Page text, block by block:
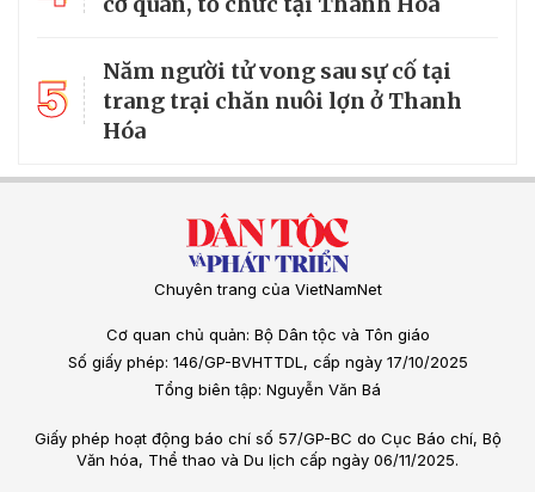
5
Năm người tử vong sau sự cố tại
trang trại chăn nuôi lợn ở Thanh
Hóa
Chuyên trang của VietNamNet
Cơ quan chủ quản: Bộ Dân tộc và Tôn giáo
Số giấy phép: 146/GP-BVHTTDL, cấp ngày 17/10/2025
Tổng biên tập: Nguyễn Văn Bá
Giấy phép hoạt động báo chí số 57/GP-BC do Cục Báo chí, Bộ
Văn hóa, Thể thao và Du lịch cấp ngày 06/11/2025.